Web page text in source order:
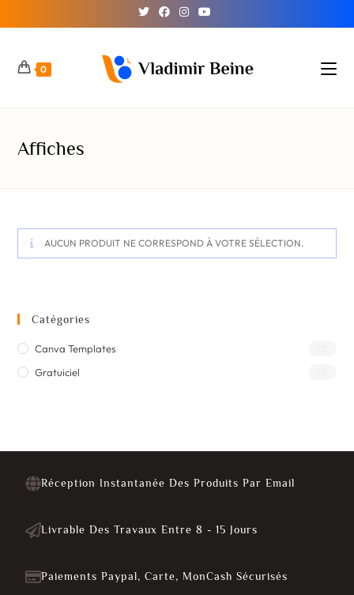
0
Affiches
AUCUN PRODUIT NE CORRESPOND À VOTRE SÉLECTION.
Catégories
Canva Templates
Gratuiciel
Réception Instantanée Des Produits Par Email
Livrable Des Travaux Entre 8 - 15 Jours
Paiements Paypal, Carte, MonCash Sécurisés